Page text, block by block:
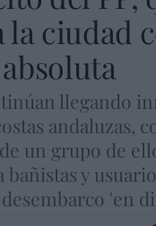
la ciudad
llegando
andaluzas,
un grupo de
y
'en